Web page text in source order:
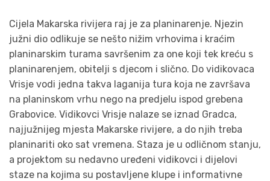
Cijela Makarska rivijera raj je za planinarenje. Njezin
južni dio odlikuje se nešto nižim vrhovima i kraćim
planinarskim turama savršenim za one koji tek kreću s
planinarenjem, obitelji s djecom i slično. Do vidikovaca
Vrisje vodi jedna takva laganija tura koja ne završava
na planinskom vrhu nego na predjelu ispod grebena
Grabovice. Vidikovci Vrisje nalaze se iznad Gradca,
najjužnijeg mjesta Makarske rivijere, a do njih treba
planinariti oko sat vremena. Staza je u odličnom stanju,
a projektom su nedavno uređeni vidikovci i dijelovi
staze na kojima su postavljene klupe i informativne